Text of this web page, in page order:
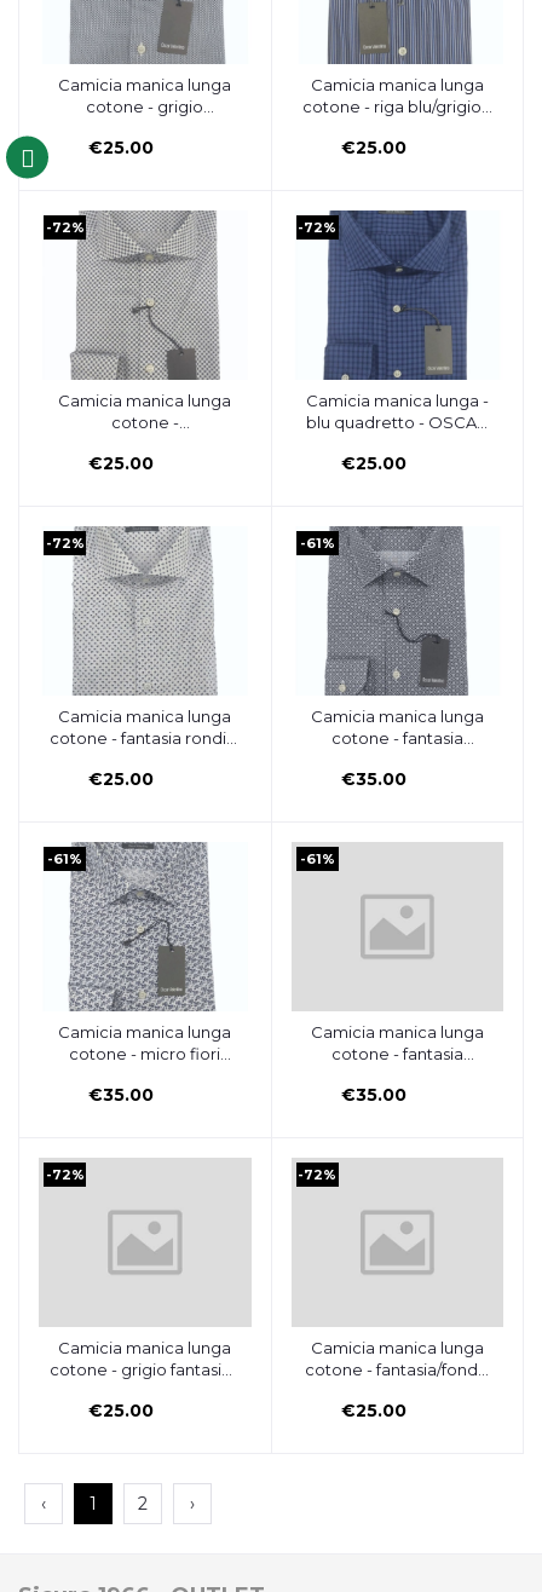
Aggiungi al carrello
Camicia manica lunga
cotone - grigio
bianco - OSCAR
€25.00
Aggiungi al carrello
Camicia manica lunga
cotone - riga blu/grigio -
€25.00
-72%
Aggiungi al carrello
Camicia manica lunga
cotone -
bianco - OSCAR
€25.00
-72%
Aggiungi al carrello
Camicia manica lunga -
blu quadretto - OSCAR
€25.00
-72%
Aggiungi al carrello
Camicia manica lunga
cotone - fantasia rondini
€25.00
-61%
Aggiungi al carrello
Camicia manica lunga
cotone - fantasia
OSCAR VALENTINO
€35.00
-61%
Aggiungi al carrello
Camicia manica lunga
cotone - micro fiori
VALENTINO
€35.00
-61%
Aggiungi al carrello
Camicia manica lunga
cotone - fantasia
VALENTINO
€35.00
-72%
Aggiungi al carrello
Camicia manica lunga
cotone - grigio fantasia -
€25.00
-72%
Aggiungi al carrello
Camicia manica lunga
cotone - fantasia/fondo
VALENTINO
€25.00
‹ 1 2 ›